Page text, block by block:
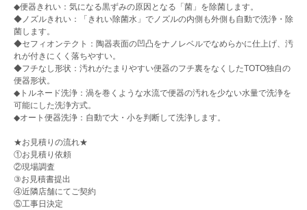
◆便器きれい：気になる黒ずみの原因となる「菌」を除菌します。
◆ノズルきれい：「きれい除菌水」でノズルの内側も外側も自動で洗浄・除
菌します。
◆セフィオンテクト：陶器表面の凹凸をナノレベルでなめらかに仕上げ、汚
れが付きにくく落ちやすい。
◆フチなし形状：汚れがたまりやすい便器のフチ裏をなくしたTOTO独自の
便器形状。
◆トルネード洗浄：渦を巻くような水流で便器の汚れを少ない水量で洗浄を
可能にした洗浄方式。
◆オート便器洗浄：自動で大・小を判断して洗浄します。
★お見積りの流れ★
①お見積り依頼
②現場調査
③お見積書提出
④近隣店舗にてご契約
⑤工事日決定